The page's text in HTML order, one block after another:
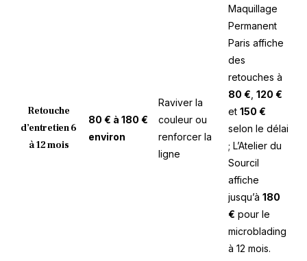
Retouche
d’entretien 6
à 12 mois
80 € à 180 €
environ
Raviver la
couleur ou
renforcer la
ligne
Maquillage
Permanent
Paris affiche
des
retouches à
80 € 120 €
et 150 €
selon le délai
; L’Atelier du
Sourcil
affiche
jusqu’à 180
€ pour le
microblading
à 12 mois.